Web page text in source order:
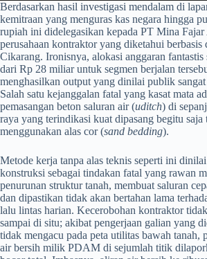
​Berdasarkan hasil investigasi mendalam di
kemitraan yang menguras kas negara hingga
rupiah ini didelegasikan kepada PT Mina Fajar
perusahaan kontraktor yang diketahui berbasis
Cikarang. Ironisnya, alokasi anggaran fantastis
dari Rp 28 miliar untuk segmen berjalan
menghasilkan output yang dinilai publik
Salah satu kejanggalan fatal yang kasat mata
pemasangan beton saluran air (uditch) di
raya yang terindikasi kuat dipasang begitu saja
menggunakan alas cor (sand bedding).
​Metode kerja tanpa alas teknis seperti ini
konstruksi sebagai tindakan fatal yang rawan
penurunan struktur tanah, membuat saluran
dan dipastikan tidak akan bertahan lama
lalu lintas harian. Kecerobohan kontraktor
sampai di situ; akibat pengerjaan galian yang
tidak mengacu pada peta utilitas bawah tanah,
air bersih milik PDAM di sejumlah titik